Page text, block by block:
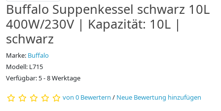
Buffalo Suppenkessel schwarz 10L
400W/230V | Kapazität: 10L |
schwarz
Marke: Buffalo
Modell: L715
Verfügbar: 5 - 8 Werktage
von 0 Bewertern / Neue Bewertung hinzufügen